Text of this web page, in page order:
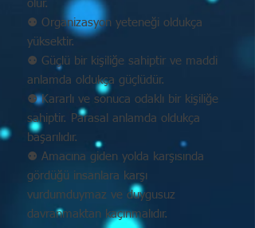
olur.
⚉ Organizasyon yeteneği oldukça
yüksektir.
⚉ Güçlü bir kişiliğe sahiptir ve maddi
anlamda oldukça güçlüdür.
⚉ Kararlı ve sonuca odaklı bir kişiliğe
sahiptir. Parasal anlamda oldukça
başarılıdır.
⚉ Amacına giden yolda karşısında
gördüğü insanlara karşı
vurdumduymaz ve duygusuz
davranmaktan kaçınmalıdır.